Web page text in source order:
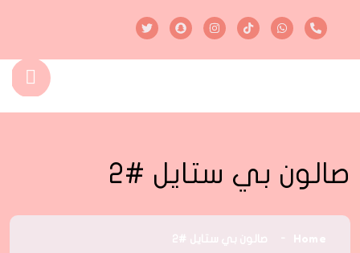
صالون بي ستايل #2
Home صالون بي ستايل #2